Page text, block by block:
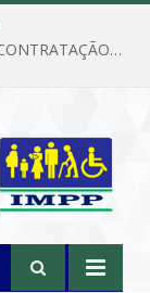
Dispensa de Licitação Nº 7/2026-300404-I (CONTRATAÇÃO DE EMPRESA PARA MANUTENÇÃO E REPARAÇÃO DE APARELHOS DE AR CONDICIONADO, EM ATENDIMENTO ÀS NECESSIDADES DO INSTITUTO DE PREVIDÊNCIA MUNICIPAL DE PORTEL/PA)